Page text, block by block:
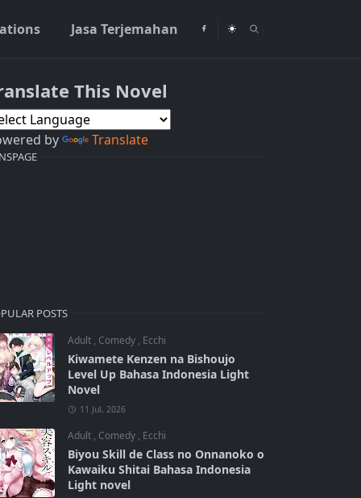
Jasa Terjemahan
This Novel
by Translate
POSTS
Adult , Comedy , Ecchi
Kiwamete Kenzen na Bishoujo
Level Up Bahasa Indonesia Light
Novel
11 Jul, 2026
Adult , Comedy , Ecchi
Biyou Skill de Class no Onnanoko o
Kawaiku Shitai Bahasa Indonesia
Light novel